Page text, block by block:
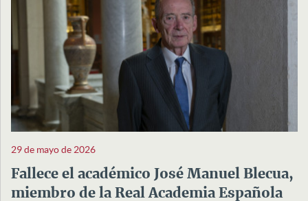
29 de mayo de 2026
Fallece el académico José Manuel Blecua,
miembro de la Real Academia Española